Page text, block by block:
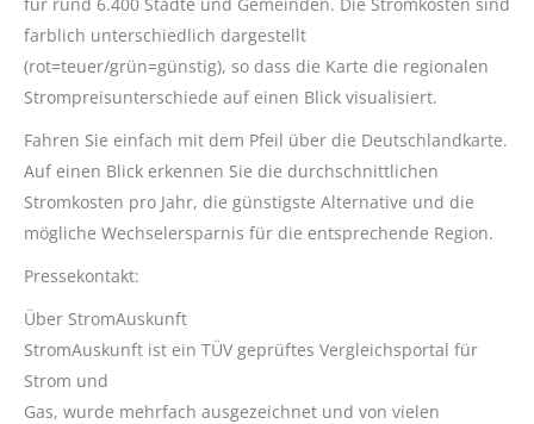
farblich unterschiedlich dargestellt
(rot=teuer/grün=günstig), so dass die Karte die regionalen
Strompreisunterschiede auf einen Blick visualisiert.
Fahren Sie einfach mit dem Pfeil über die Deutschlandkarte.
Auf einen Blick erkennen Sie die durchschnittlichen
Stromkosten pro Jahr, die günstigste Alternative und die
mögliche Wechselersparnis für die entsprechende Region.
Pressekontakt:
Über StromAuskunft
StromAuskunft ist ein TÜV geprüftes Vergleichsportal für
Strom und
Gas, wurde mehrfach ausgezeichnet und von vielen